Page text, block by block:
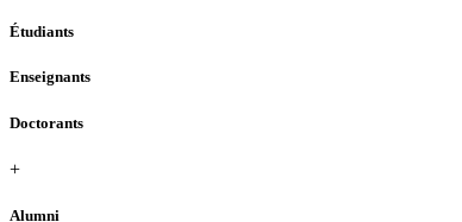
Étudiants
Enseignants
Doctorants
+
Alumni